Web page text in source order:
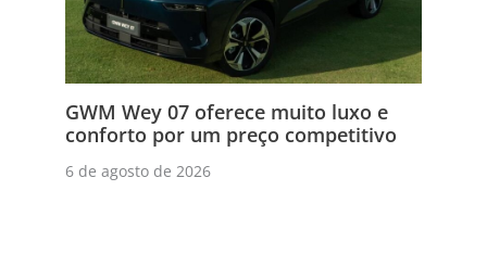
GWM Wey 07 oferece muito luxo e
conforto por um preço competitivo
6 de agosto de 2026